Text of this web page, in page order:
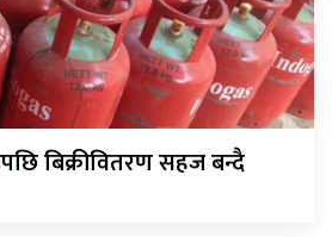
बिक्रीवितरण सहज बन्दै